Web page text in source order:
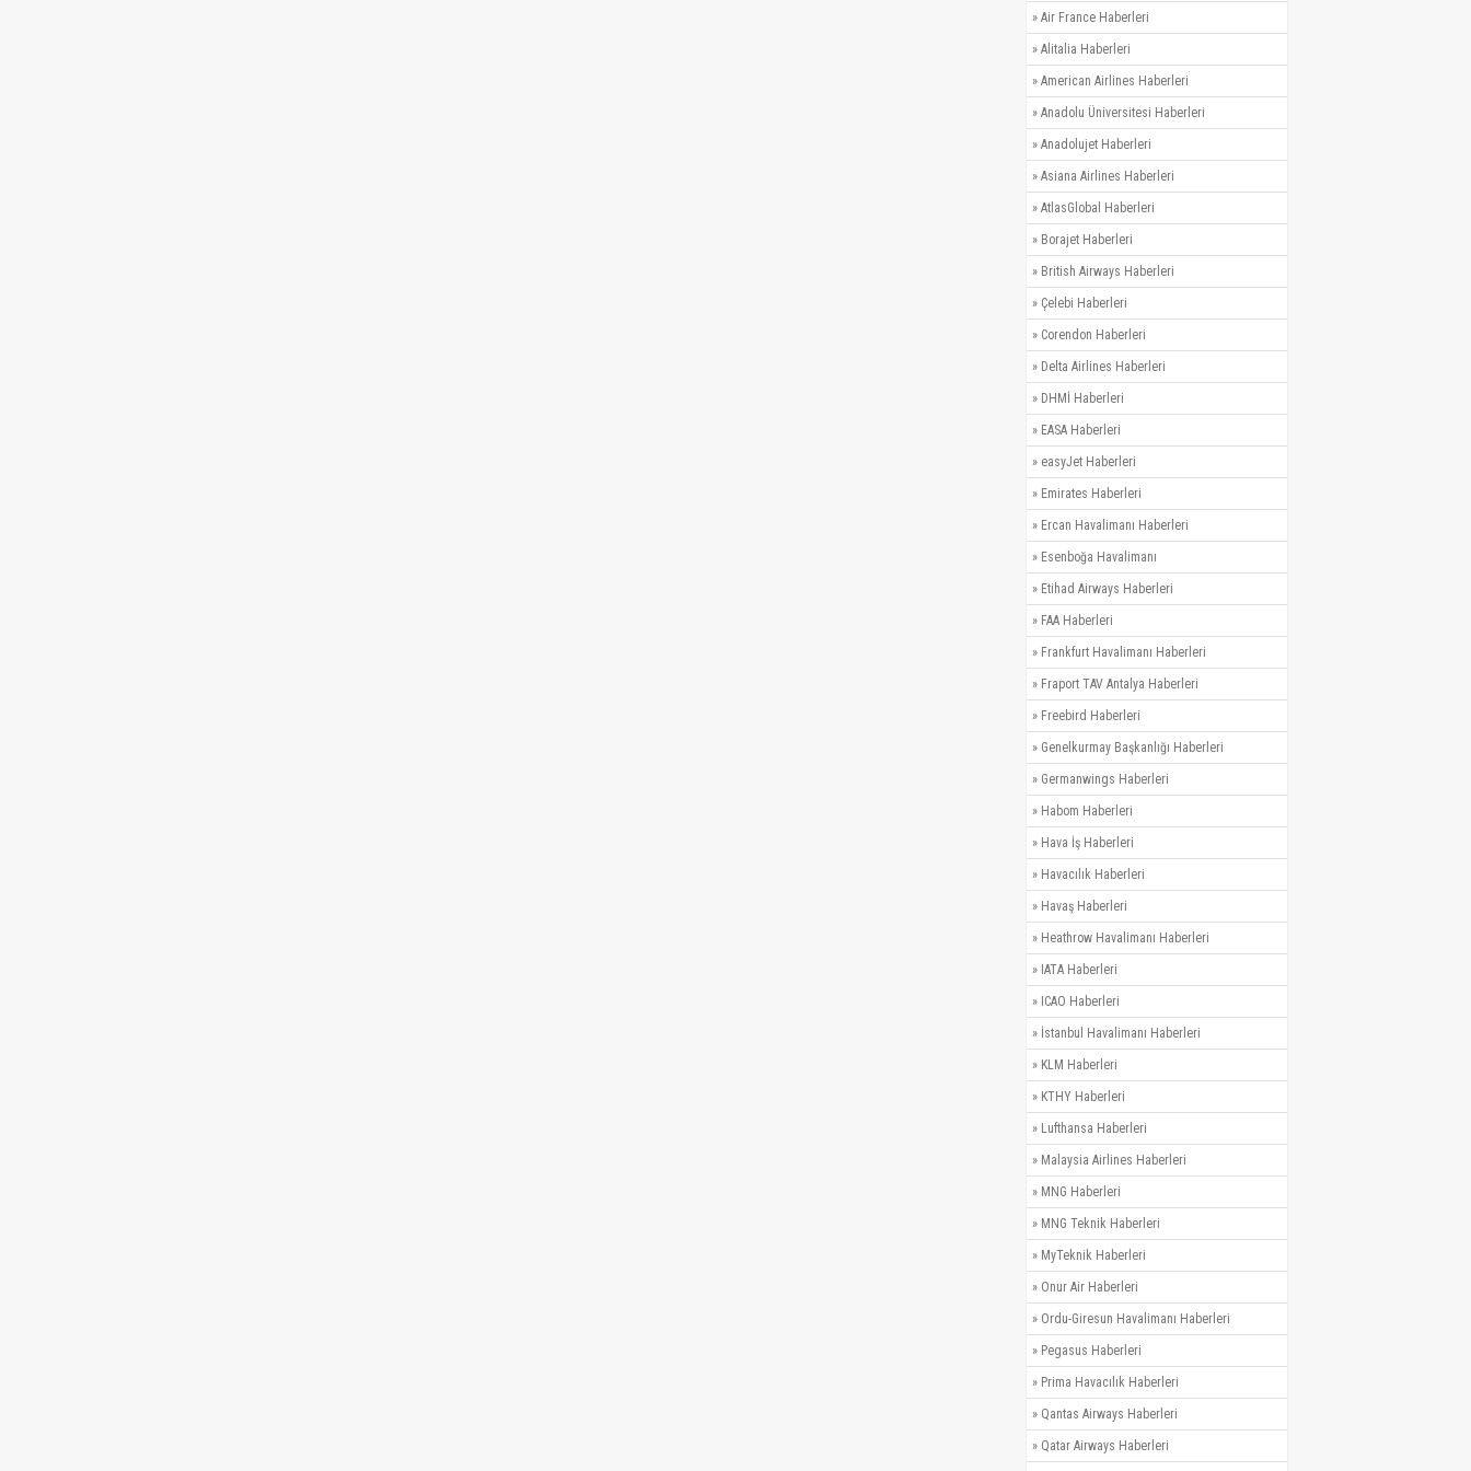
» Air France Haberleri
» Alitalia Haberleri
» American Airlines Haberleri
» Anadolu Üniversitesi Haberleri
» Anadolujet Haberleri
» Asiana Airlines Haberleri
» AtlasGlobal Haberleri
» Borajet Haberleri
» British Airways Haberleri
» Çelebi Haberleri
» Corendon Haberleri
» Delta Airlines Haberleri
» DHMİ Haberleri
» EASA Haberleri
» easyJet Haberleri
» Emirates Haberleri
» Ercan Havalimanı Haberleri
» Esenboğa Havalimanı
» Etihad Airways Haberleri
» FAA Haberleri
» Frankfurt Havalimanı Haberleri
» Fraport TAV Antalya Haberleri
» Freebird Haberleri
» Genelkurmay Başkanlığı Haberleri
» Germanwings Haberleri
» Habom Haberleri
» Hava İş Haberleri
» Havacılık Haberleri
» Havaş Haberleri
» Heathrow Havalimanı Haberleri
» IATA Haberleri
» ICAO Haberleri
» İstanbul Havalimanı Haberleri
» KLM Haberleri
» KTHY Haberleri
» Lufthansa Haberleri
» Malaysia Airlines Haberleri
» MNG Haberleri
» MNG Teknik Haberleri
» MyTeknik Haberleri
» Onur Air Haberleri
» Ordu-Giresun Havalimanı Haberleri
» Pegasus Haberleri
» Prima Havacılık Haberleri
» Qantas Airways Haberleri
» Qatar Airways Haberleri